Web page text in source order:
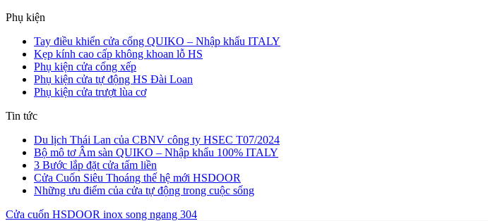
Phụ kiện
Tay điều khiển cửa cổng QUIKO – Nhập khẩu ITALY
Kẹp kính cao cấp không khoan lỗ HS
Phụ kiện cửa cổng xếp
Phụ kiện cửa tự động HS Đài Loan
Phụ kiện cửa trượt lùa cơ
Tin tức
Du lịch Thái Lan của CBNV công ty HSEC T07/2024
Bộ mô tơ Âm sàn QUIKO – Nhập khẩu 100% ITALY
3 Bước lắp đặt cửa tấm liền
Cửa Cuốn Siêu Thoáng thế hệ mới HSDOOR
Những ưu điểm của cửa tự động trong cuộc sống
Cửa cuốn HSDOOR inox song ngang 304